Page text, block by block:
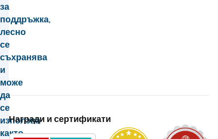
за
поддръжка,
лесно
се
съхранява
и
може
да
се
използва
както
Награди и сертификати